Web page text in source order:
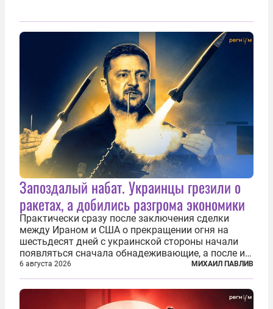
Запоздалый набат. Украинцы грезили о
ракетах, а добились разгрома экономики
Практически сразу после заключения сделки
между Ираном и США о прекращении огня на
шестьдесят дней с украинской стороны начали
появляться сначала обнадеживающие, а после и
вовсе бравурные заявления про некий «перелом»
в войне. Вероятно, в сознании первых лиц
киевского режима и стоящих за ними...
6 августа 2026 МИХАИЛ ПАВЛИВ